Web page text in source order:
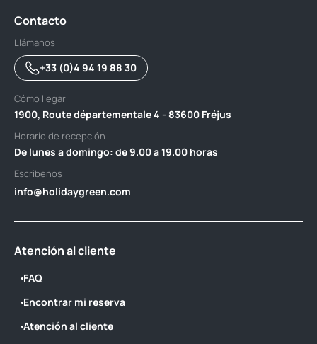
Contacto
Llámanos
+33 (0)4 94 19 88 30
Cómo llegar
1900, Route départementale 4 - 83600 Fréjus
Horario de recepción
De lunes a domingo: de 9.00 a 19.00 horas
Escribenos
info@holidaygreen.com
Atención al cliente
FAQ
Encontrar mi reserva
Atención al cliente